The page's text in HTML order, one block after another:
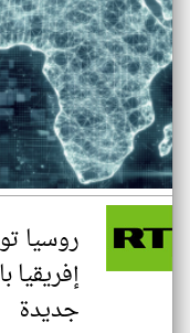
روسيا
جديدة